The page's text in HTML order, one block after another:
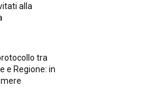
alla
tra
e Regione: in